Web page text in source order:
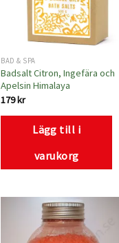
BAD & SPA
Badsalt Citron, Ingefära och
Apelsin Himalaya
179kr
Lägg till i
varukorg